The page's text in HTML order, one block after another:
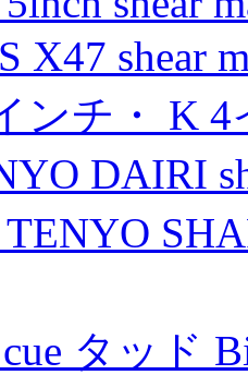
X47 shear
ンチ・ K
DAIRI
タッド